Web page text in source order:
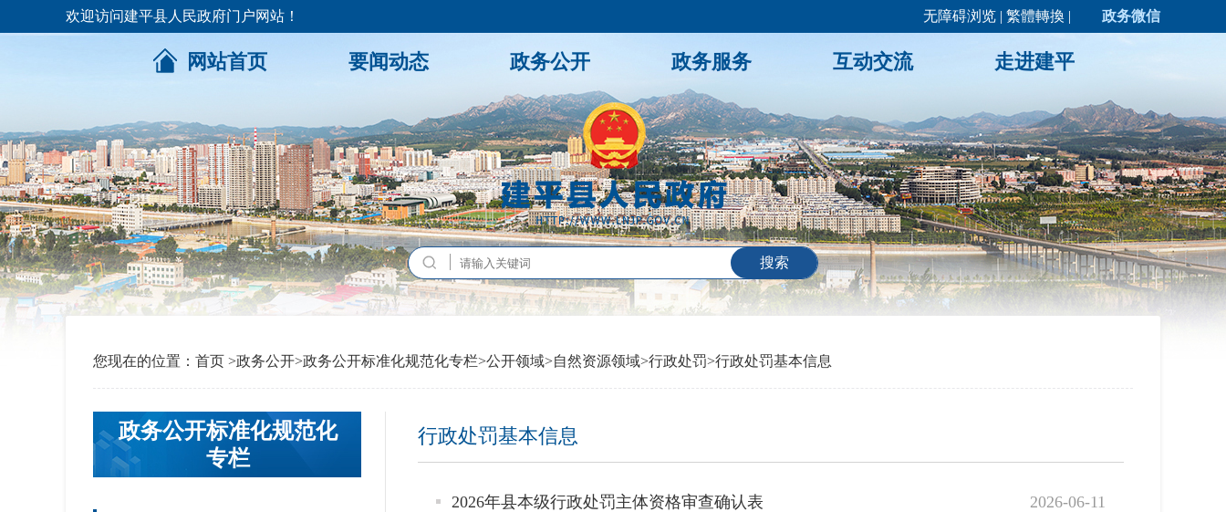
欢迎访问建平县人民政府门户网站！ 无障碍浏览 | 繁體轉換 | 政务微信
网站首页 要闻动态 政务公开 政务服务 互动交流 走进建平
您现在的位置： 首页 >政务公开>政务公开标准化规范化专栏>公开领域>自然资源领域>行政处罚>行政处罚基本信息
政务公开标准化规范化
专栏
行政处罚基本信息
2026年县本级行政处罚主体资格审查确认表 2026-06-11